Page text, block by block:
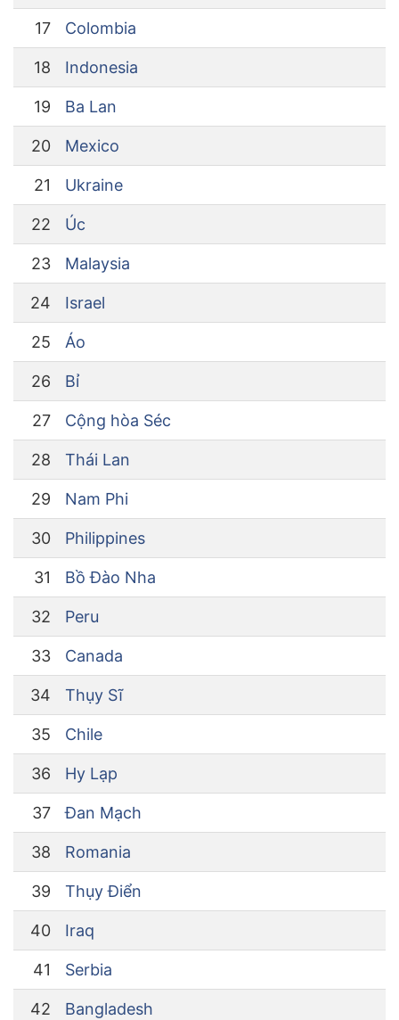
17 Colombia
18 Indonesia
19 Ba Lan
20 Mexico
21 Ukraine
22 Úc
23 Malaysia
24 Israel
25 Áo
26 Bỉ
27 Cộng hòa Séc
28 Thái Lan
29 Nam Phi
30 Philippines
31 Bồ Đào Nha
32 Peru
33 Canada
34 Thụy Sĩ
35 Chile
36 Hy Lạp
37 Đan Mạch
38 Romania
39 Thụy Điển
40 Iraq
41 Serbia
42 Bangladesh